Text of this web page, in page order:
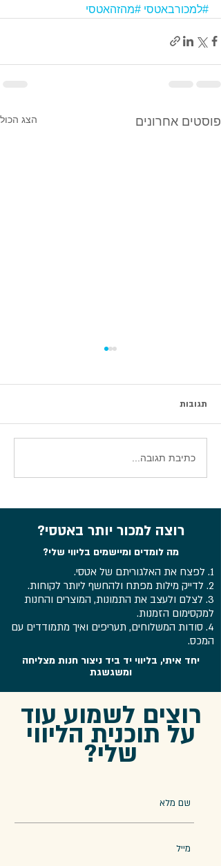
#למכורבאטסי #מהזהאטסי
פוסטים אחרונים הצג הכול
סיכום וובינר עדכוני אטסי 2026
תגובות
כתיבת תגובה...
רוצה למכור יותר באטסי?
מה לומדים ומיישמים בליווי שלי?
1. לפצח את האלגוריתם של אטסי.
2. לדייק מילות מפתח ולהחשף ליותר לקוחות.
3. לצלם ולעצב את התמונות, המוצרים והחנות
למקסימום הזמנות.
4. סודות המשלוחים, תעריפים ואיך מתמודדים עם
המכס.
יחד איתי, בליווי יד ביד ניצור חנות מצליחה
ומשגשגת
רוצים לשמוע עוד
על תוכנית הליווי
שלי?